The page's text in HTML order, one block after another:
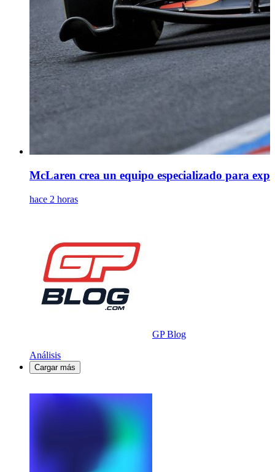
McLaren crea un equipo especializado para
hace 2 horas
GP Blog
Análisis
Cargar más